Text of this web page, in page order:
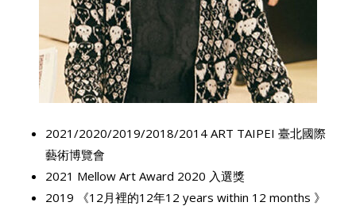
2021/2020/2019/2018/2014 ART TAIPEI 臺北國際
藝術博覽會
2021 Mellow Art Award 2020 入選獎
2019 《12月裡的12年12 years within 12 months 》